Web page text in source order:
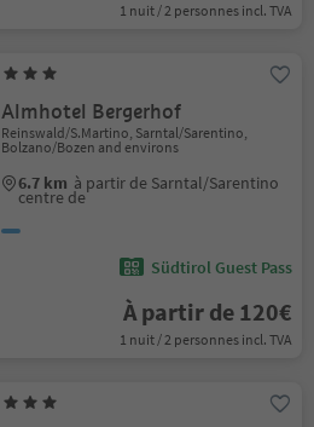
1 nuit / 2 personnes incl. TVA
Almhotel Bergerhof
Reinswald/S.Martino, Sarntal/Sarentino,
Bolzano/Bozen and environs
6.7 km à partir de Sarntal/Sarentino
centre de
Südtirol Guest Pass
À partir de 120€
1 nuit / 2 personnes incl. TVA